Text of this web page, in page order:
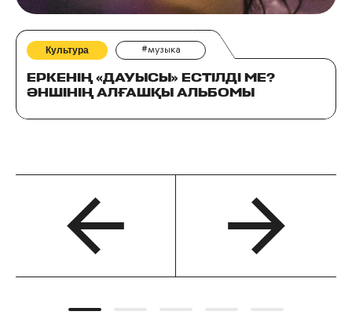
Культура #музыка
ЕРКЕНІҢ «ДАУЫСЫ» ЕСТІЛДІ МЕ?
ӘНШІНІҢ АЛҒАШҚЫ АЛЬБОМЫ